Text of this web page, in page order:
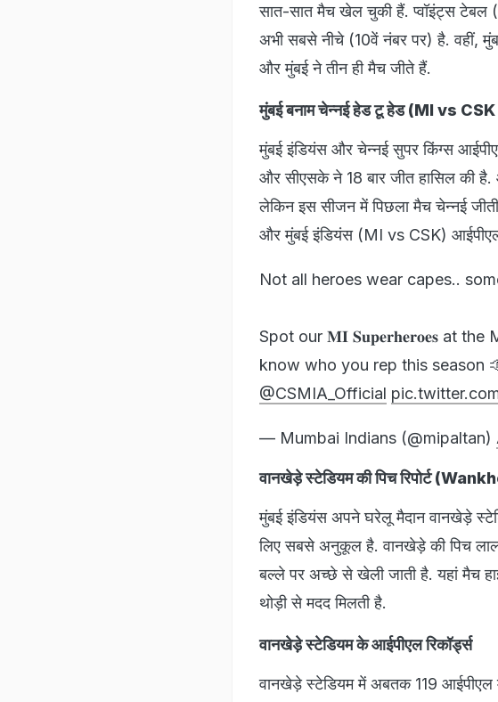
सात-सात मैच खेल चुकी हैं. प्वॉइंट्स
अभी सबसे नीचे (10वें नंबर पर) है. वहीं,
और मुंबई ने तीन ही मैच जीते हैं.
मुंबई बनाम चेन्नई हेड टू हेड (MI vs
मुंबई इंडियंस और चेन्नई सुपर किंग्स
और सीएसके ने 18 बार जीत हासिल की है.
लेकिन इस सीजन में पिछला मैच चेन्नई
और मुंबई इंडियंस (MI vs CSK)
Not all heroes wear capes..
Spot our 𝐌𝐈 𝐒𝐮𝐩𝐞𝐫𝐡𝐞𝐫𝐨𝐞𝐬 at
know who you rep this season
@CSMIA_Official
— Mumbai Indians (@mipaltan)
वानखेड़े स्टेडियम की पिच रिपोर्ट
मुंबई इंडियंस अपने घरेलू मैदान वानखेड़े
लिए सबसे अनुकूल है. वानखेड़े की पिच लाल
बल्ले पर अच्छे से खेली जाती है. यहां मैच
थोड़ी से मदद मिलती है.
वानखेड़े स्टेडियम के आईपीएल रिकॉर्ड्स
वानखेड़े स्टेडियम में अबतक 119